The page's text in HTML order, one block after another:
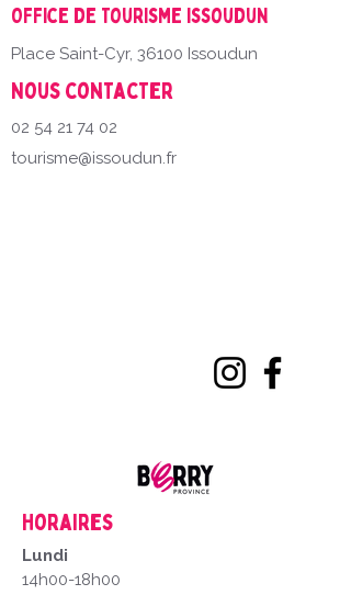
Office de Tourisme Issoudun
Place Saint-Cyr, 36100 Issoudun
Nous contacter
02 54 21 74 02
tourisme@issoudun.fr
Horaires
Lundi
14h00-18h00